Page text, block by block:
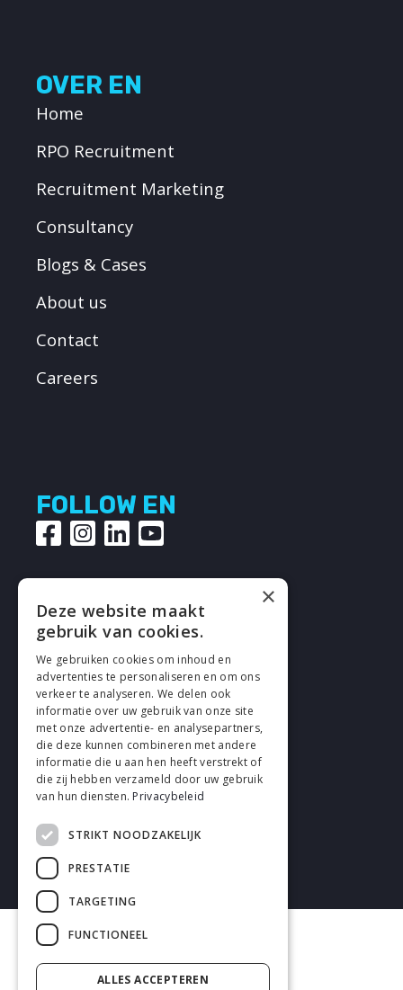
OVER EN
Home
RPO Recruitment
Recruitment Marketing
Consultancy
Blogs & Cases
About us
Contact
Careers
FOLLOW EN
2026 enhrsolutions.com
Cookies
Privacy
Disclaimer
General terms and conditions
×
Deze website maakt
gebruik van cookies.
We gebruiken cookies om inhoud en
advertenties te personaliseren en om ons
verkeer te analyseren. We delen ook
informatie over uw gebruik van onze site
met onze advertentie- en analysepartners,
die deze kunnen combineren met andere
informatie die u aan hen heeft verstrekt of
die zij hebben verzameld door uw gebruik
van hun diensten. Privacybeleid
STRIKT NOODZAKELIJK
PRESTATIE
TARGETING
FUNCTIONEEL
ALLES ACCEPTEREN